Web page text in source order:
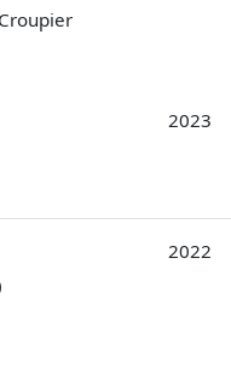
2023
2022